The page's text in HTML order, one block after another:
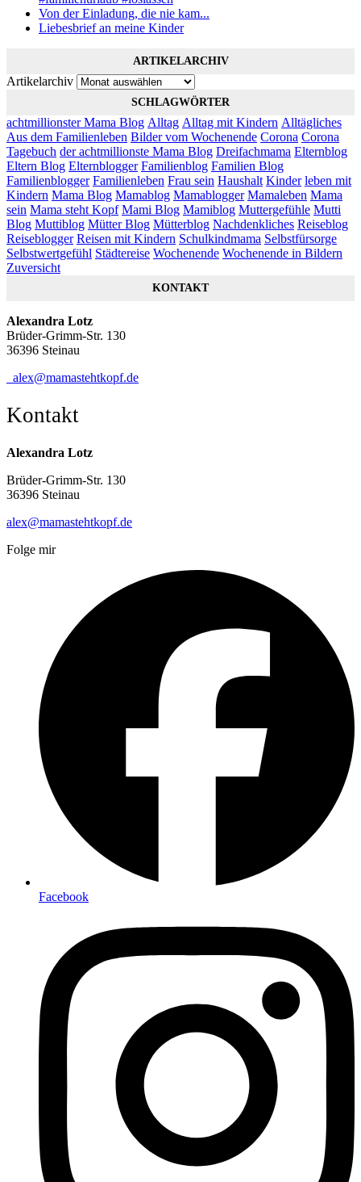
Von der Einladung, die nie kam...
Liebesbrief an meine Kinder
ARTIKELARCHIV
Artikelarchiv
SCHLAGWÖRTER
achtmillionster Mama Blog Alltag Alltag mit Kindern Alltägliches
Aus dem Familienleben Bilder vom Wochenende Corona Corona
Tagebuch der achtmillionste Mama Blog Dreifachmama Elternblog
Eltern Blog Elternblogger Familienblog Familien Blog
Familienblogger Familienleben Frau sein Haushalt Kinder leben mit
Kindern Mama Blog Mamablog Mamablogger Mamaleben Mama
sein Mama steht Kopf Mami Blog Mamiblog Muttergefühle Mutti
Blog Muttiblog Mütter Blog Mütterblog Nachdenkliches Reiseblog
Reiseblogger Reisen mit Kindern Schulkindmama Selbstfürsorge
Selbstwertgefühl Städtereise Wochenende Wochenende in Bildern
Zuversicht
KONTAKT
Alexandra Lotz
Brüder-Grimm-Str. 130
36396 Steinau
alex@mamastehtkopf.de
Kontakt
Alexandra Lotz
Brüder-Grimm-Str. 130
36396 Steinau
alex@mamastehtkopf.de
Folge mir
Facebook